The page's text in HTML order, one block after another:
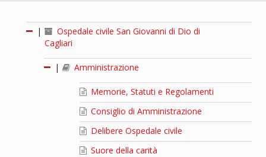
|
Ospedale civile San Giovanni di Dio di
Cagliari
| Amministrazione
Memorie, Statuti e Regolamenti
Consiglio di Amministrazione
Delibere Ospedale civile
Suore della carità